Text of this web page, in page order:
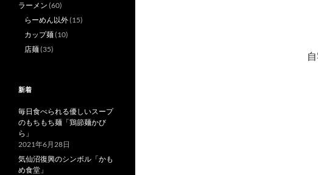
ラーメン (60)
らーめん以外(15)
カップ麺(10)
店麺(35)
新着
毎日食べられる優しいスープ
のもちもち麺「鶏節麺かび
ら」
2021年6月28日
気仙沼復興のシンボル「かも
め食堂」